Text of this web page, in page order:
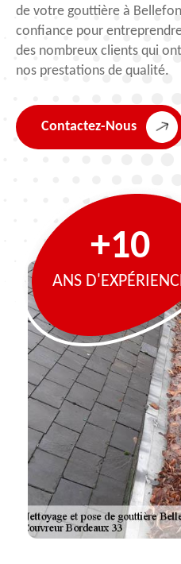
de votre gouttière à
confiance pour
des nombreux clients qui
nos prestations de qualité.
Contactez-Nous
+10
ANS